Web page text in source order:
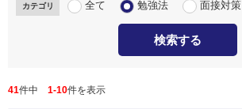
カテゴリ 全て 勉強法 面接対策
検索する
41件中 1-10件を表示